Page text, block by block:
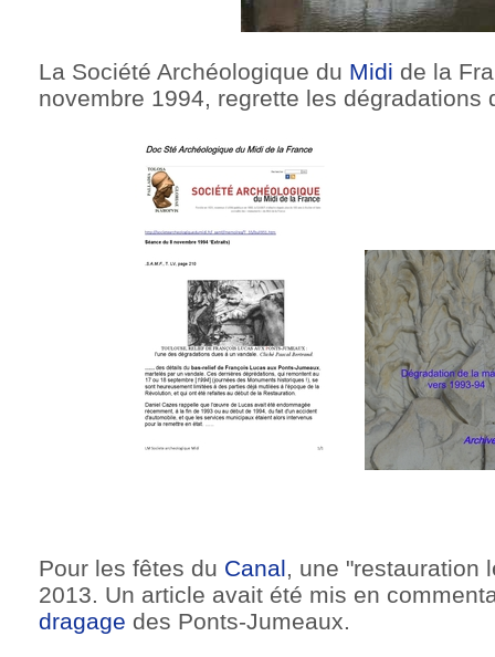
La Société Archéologique du Midi de la
novembre 1994, regrette les dégradations
Pour les fêtes du Canal, une "restauration
2013. Un article avait été mis en
dragage des Ponts-Jumeaux.